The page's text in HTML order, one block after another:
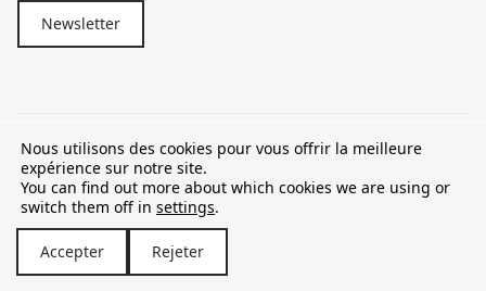
Newsletter
© 2026 Pharmacie Pétange
TVA LU15581262
Nous utilisons des cookies pour vous offrir la meilleure
expérience sur notre site.
You can find out more about which cookies we are using or
switch them off in settings.
Accepter Rejeter